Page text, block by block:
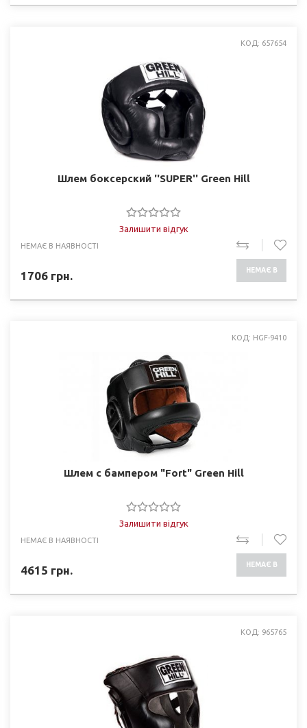
КОД: 657654
Шлем боксерский ''SUPER'' Green Hill
Залишити відгук
НЕМАЄ В НАЯВНОСТІ
1706 грн. НЕМАЄ В
КОД: HGF-9410
Шлем с бампером "Fort" Green Hill
Залишити відгук
НЕМАЄ В НАЯВНОСТІ
4615 грн. НЕМАЄ В
КОД: 965765